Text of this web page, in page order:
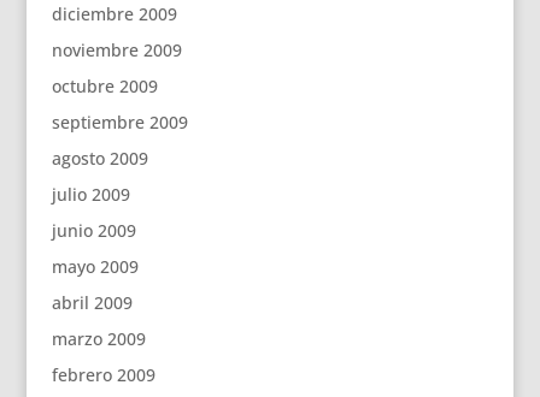
diciembre 2009
noviembre 2009
octubre 2009
septiembre 2009
agosto 2009
julio 2009
junio 2009
mayo 2009
abril 2009
marzo 2009
febrero 2009